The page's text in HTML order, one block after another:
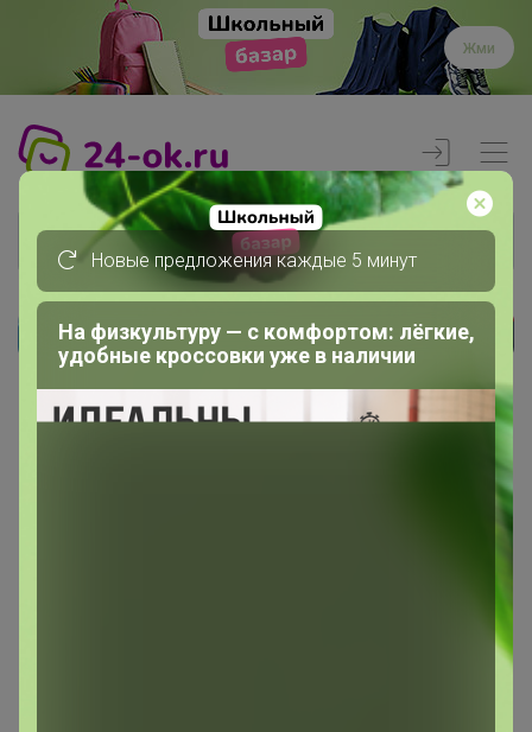
Жми
Реклама
Новые предложения каждые 5 минут
На физкультуру — с комфортом: лёгкие,
удобные кроссовки уже в наличии